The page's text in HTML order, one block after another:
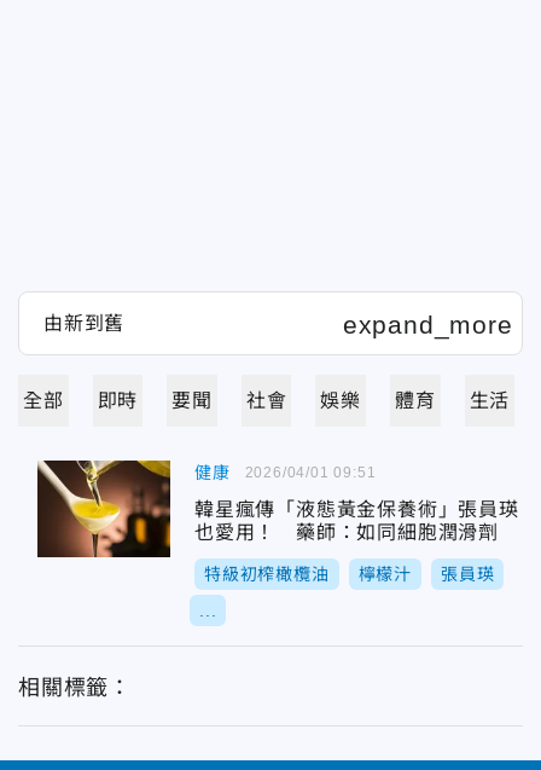
全部 即時 要聞 社會 娛樂 體育 生活
健康
韓星瘋傳「液態黃金保養術」張員瑛
也愛用！ 藥師：如同細胞潤滑劑
特級初榨橄欖油 檸檬汁 張員瑛
2026/04/01 09:51
相關標籤：